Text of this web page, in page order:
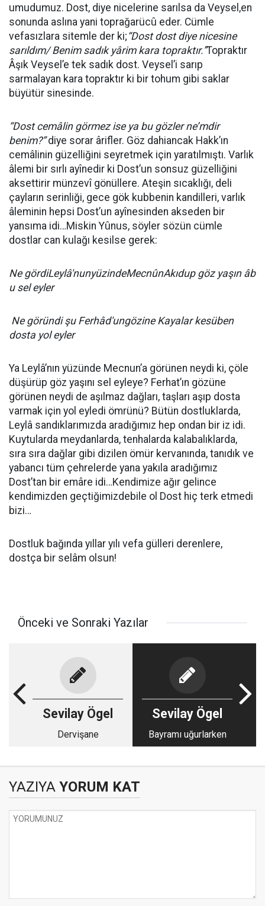
umudumuz. Dost, diye nicelerine sarılsa da Veysel,en
sonunda aslına yani toprağarücû eder. Cümle
vefasızlara sitemle der ki; “Dost dost diye nicesine
sarıldım/ Benim sadık yârim kara topraktır.”Topraktır
Âşık Veysel’e tek sadık dost. Veysel’i sarıp
sarmalayan kara topraktır ki bir tohum gibi saklar
büyütür sinesinde.
“Dost cemâlin görmez ise ya bu gözler ne’mdir
benim?”diye sorar ârifler. Göz dahiancak Hakk’ın
cemâlinin güzelliğini seyretmek için yaratılmıştı. Varlık
âlemi bir sırlı ayînedir ki Dost’un sonsuz güzelliğini
aksettirir münzevî gönüllere. Ateşin sıcaklığı, deli
çayların serinliği, gece gök kubbenin kandilleri, varlık
âleminin hepsi Dost’un ayînesinden akseden bir
yansıma idi…Miskin Yûnus, söyler sözün cümle
dostlar can kulağı kesilse gerek:
Ne gördiLeylâ'nunyüzindeMecnûnAkıdup göz yaşın âb
u sel eyler
Ne göründi şu Ferhâd'ungözine Kayalar kesüben
dosta yol eyler
Ya Leylâ’nın yüzünde Mecnun’a görünen neydi ki, çöle
düşürüp göz yaşını sel eyleye? Ferhat’ın gözüne
görünen neydi de aşılmaz dağları, taşları aşıp dosta
varmak için yol eyledi ömrünü? Bütün dostluklarda,
Leylâ sandıklarımızda aradığımız hep ondan bir iz idi.
Kuytularda meydanlarda, tenhalarda kalabalıklarda,
sıra sıra dağlar gibi dizilen ömür kervanında, tanıdık ve
yabancı tüm çehrelerde yana yakıla aradığımız
Dost’tan bir emâre idi…Kendimize ağır gelince
kendimizden geçtiğimizdebile ol Dost hiç terk etmedi
bizi…
Dostluk bağında yıllar yılı vefa gülleri derenlere,
dostça bir selâm olsun!
Önceki ve Sonraki Yazılar
Sevilay Ögel
Dervişane
Sevilay Ögel
Bayramı uğurlarken
YAZIYA YORUM KAT